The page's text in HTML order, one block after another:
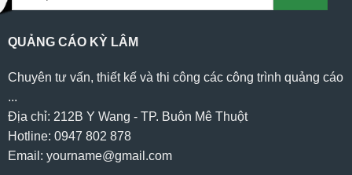
QUẢNG CÁO KỲ LÂM
Chuyên tư vấn, thiết kế và thi công các công trình quảng cáo
...
Địa chỉ: 212B Y Wang - TP. Buôn Mê Thuột
Hotline: 0947 802 878
Email: yourname@gmail.com